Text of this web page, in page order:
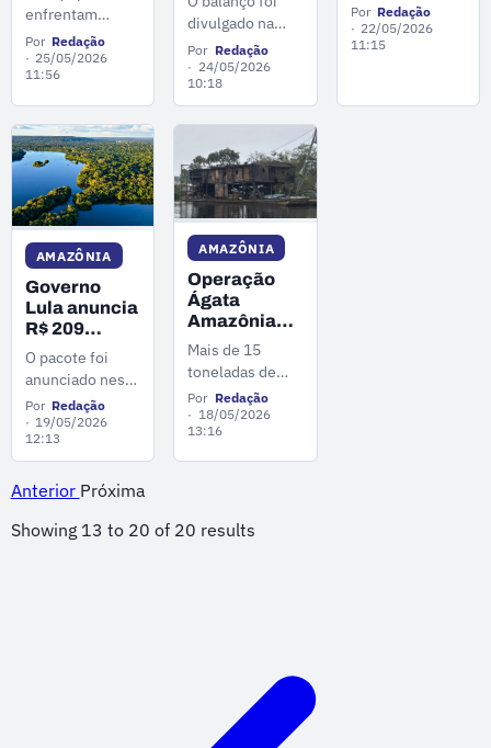
dias em
áreas
indígenas
para
em 155
aldeias
enfrentam
longas viagens
de barco,
caminhonete,
quadriciclo e até
helicóptero para
alcançar
comunidades
isoladas.
Por Redação
25/05/2026
11:56
amazônica
em 30 dias
divulgado na
sexta-feira (22)
e diz respeito ao
mês de abril.
Por Redação
24/05/2026
10:18
de energia
gerada por
levantamento da
rede Uma
Concertação
Por Redação
22/05/2026
11:15
AMAZÔNIA
Governo
Lula anuncia
R$ 209
milhões para
combater
crime
organizado
na Amazônia
O pacote foi
anunciado nesta
segunda-feira
(18), em
Manaus, junto
com programa
"Território
Amazônia
Por Redação
19/05/2026
12:13
AMAZÔNIA
Operação
Ágata
Amazônia
2026 gera
prejuízo de
mais de R$ 1
bi ao crime
organizado
Mais de 15
toneladas de
drogas foram
apreendidas,
além da
destruição de 62
ilegal. Também
Por Redação
18/05/2026
13:16
Anterior Próxima
Showing 13 to 20 of 20 results